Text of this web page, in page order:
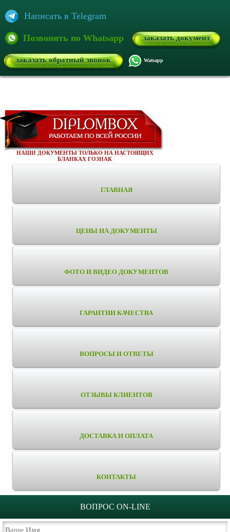
Написать в Telegram
Позвонить по Whatsapp заказать документ
заказать обратный звонок Watsapp
НАШИ ДОКУМЕНТЫ ТОЛЬКО НА НАСТОЯЩИХ
БЛАНКАХ ГОЗНАК
ГЛАВНАЯ
ЦЕНЫ НА ДОКУМЕНТЫ
ФОТО И ВИДЕО ДОКУМЕНТОВ
ГАРАНТИИ КАЧЕСТВА
ВОПРОСЫ И ОТВЕТЫ
ОТЗЫВЫ КЛИЕНТОВ
ДОСТАВКА И ОПЛАТА
КОНТАКТЫ
ВОПРОС ON-LINE